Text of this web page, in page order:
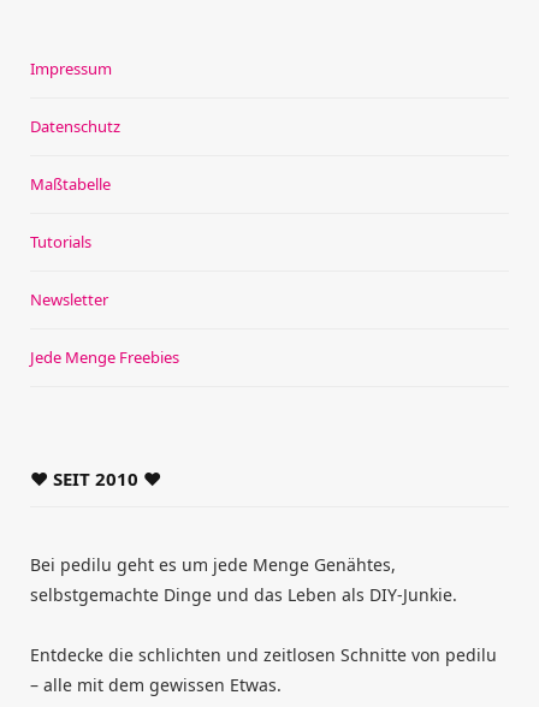
Impressum
Datenschutz
Maßtabelle
Tutorials
Newsletter
Jede Menge Freebies
♥ SEIT 2010 ♥
Bei pedilu geht es um jede Menge Genähtes,
selbstgemachte Dinge und das Leben als DIY-Junkie.
Entdecke die schlichten und zeitlosen Schnitte von pedilu
– alle mit dem gewissen Etwas.